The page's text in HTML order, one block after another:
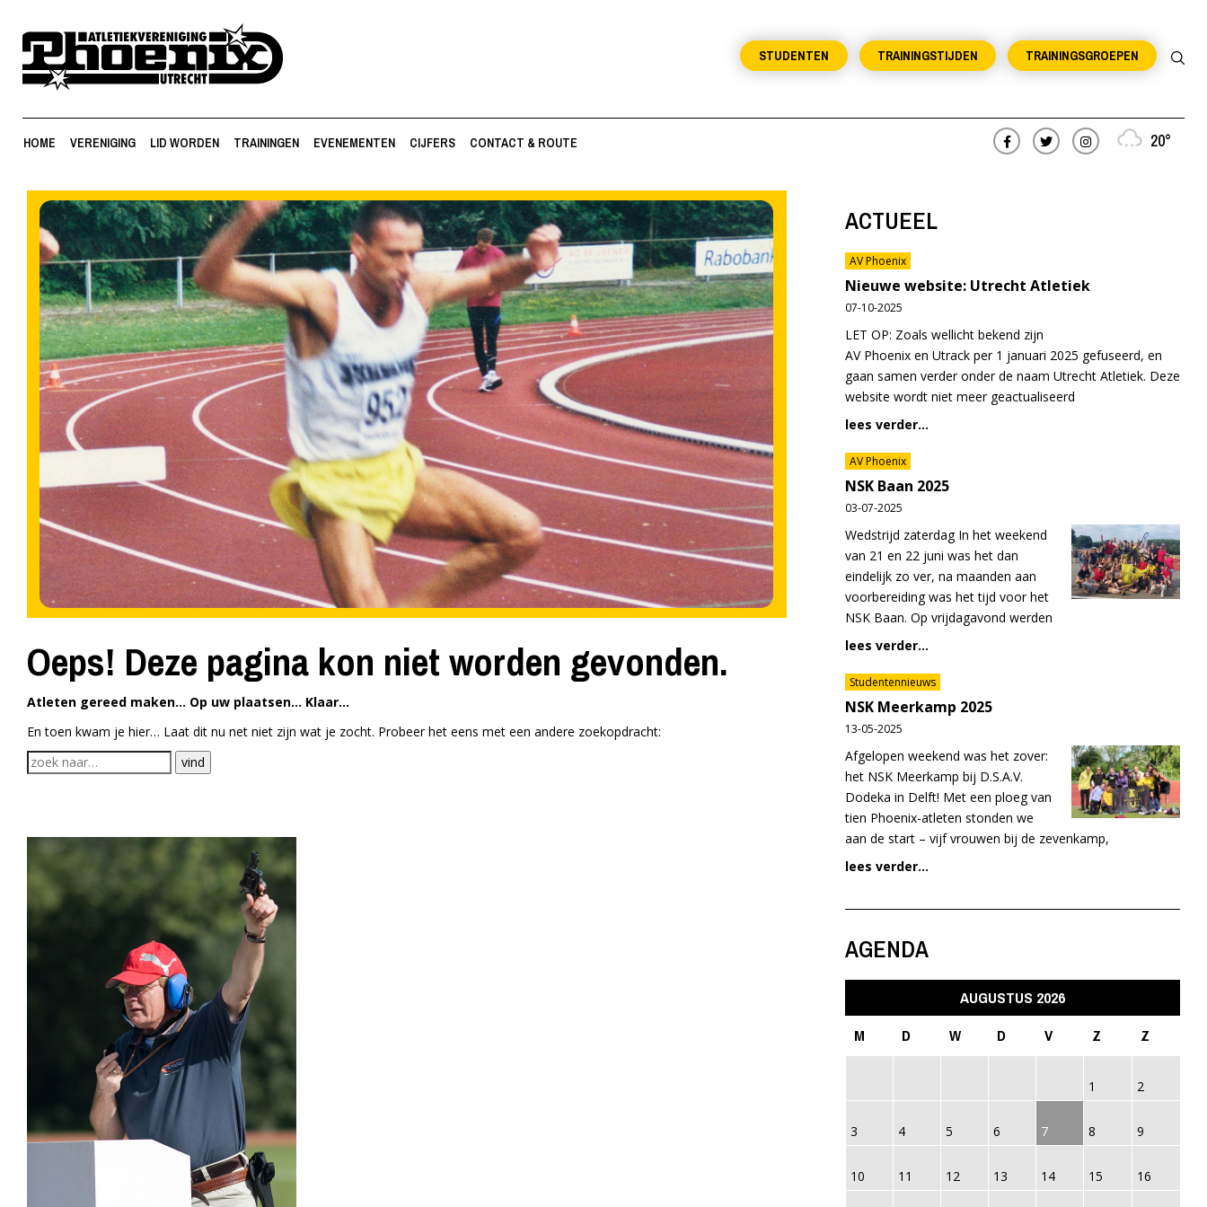
TRAININGSGROEPEN
TRAININGSTIJDEN
STUDENTEN
HOME VERENIGING LID WORDEN TRAININGEN EVENEMENTEN CIJFERS CONTACT & ROUTE 20°
Oeps! Deze pagina kon niet worden gevonden.
Atleten gereed maken… Op uw plaatsen… Klaar…
En toen kwam je hier… Laat dit nu net niet zijn wat je zocht. Probeer het eens met een andere zoekopdracht:
vind
ACTUEEL
AV Phoenix
Nieuwe website: Utrecht Atletiek
07-10-2025
LET OP: Zoals wellicht bekend zijn
AV Phoenix en Utrack per 1 januari 2025 gefuseerd, en
gaan samen verder onder de naam Utrecht Atletiek. Deze
website wordt niet meer geactualiseerd
lees verder...
AV Phoenix
NSK Baan 2025
03-07-2025
Wedstrijd zaterdag In het weekend
van 21 en 22 juni was het dan
eindelijk zo ver, na maanden aan
voorbereiding was het tijd voor het
NSK Baan. Op vrijdagavond werden
lees verder...
Studentennieuws
NSK Meerkamp 2025
13-05-2025
Afgelopen weekend was het zover:
het NSK Meerkamp bij D.S.A.V.
Dodeka in Delft! Met een ploeg van
tien Phoenix-atleten stonden we
aan de start – vijf vrouwen bij de zevenkamp,
lees verder...
AGENDA
AUGUSTUS 2026
M
D W D V Z Z
1 2
3 4 5 6 7 8 9
10 11 12 13 14 15 16